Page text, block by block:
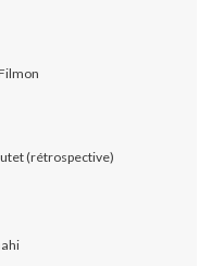
(rétrospective)